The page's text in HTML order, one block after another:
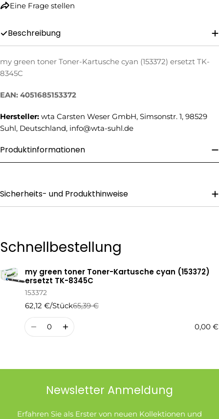
Eine Frage stellen
Ihr
Ihre
E-
Ihre
Frage Senden
Beschreibung
my green toner Toner-Kartusche cyan (153372) ersetzt TK-
8345C
EAN: 4051685153372
Hersteller: wta Carsten Weser GmbH, Simsonstr. 1, 98529
Suhl, Deutschland, info@wta-suhl.de
Produktinformationen
Sicherheits- und Produkthinweise
Schnellbestellung
Ihr
Warenkorb
my green toner Toner-Kartusche cyan (153372)
ersetzt TK-8345C
153372
62,12 €/Stück
Regulärer
Preis
65,39 €
Verkaufspreis
Menge
0,00 €
Newsletter Anmeldung
Erfahren Sie als Erster von neuen Kollektionen und